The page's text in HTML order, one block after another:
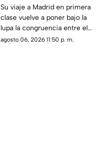
que reavivan el debate
sobre la austeridad
Su viaje a Madrid en primera
clase vuelve a poner bajo la
lupa la congruencia entre el
discurso de austeridad
agosto 06, 2026 11:50 p. m.